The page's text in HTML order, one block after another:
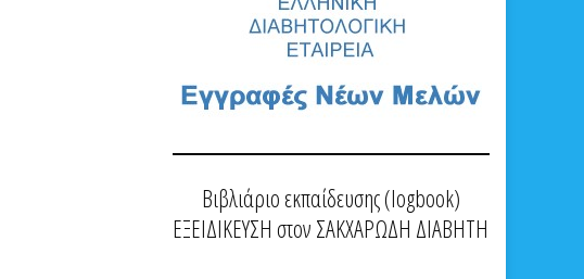
Βιβλιάριο εκπαίδευσης (logbook)
ΕΞΕΙΔΙΚΕΥΣΗ στον ΣΑΚΧΑΡΩΔΗ ΔΙΑΒΗΤΗ